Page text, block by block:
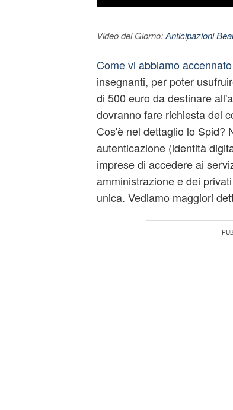
Video del Giorno:Anticipazioni
Come vi abbiamo
insegnanti, per poter
di 500 euro da destinare
dovranno fare richiesta del
Cos'è nel dettaglio lo Spid?
autenticazione (identità
imprese di accedere ai
amministrazione e dei
unica. Vediamo maggiori